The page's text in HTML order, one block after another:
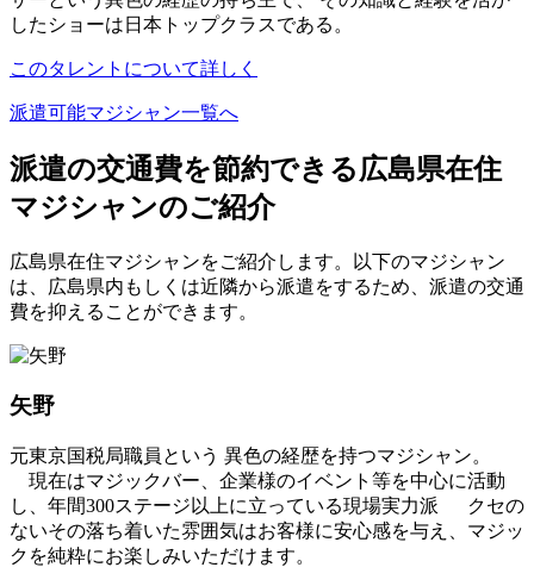
したショーは日本トップクラスである。
このタレントについて詳しく
派遣可能マジシャン一覧へ
派遣の交通費を節約できる広島県在住
マジシャンのご紹介
広島県在住マジシャンをご紹介します。以下のマジシャン
は、広島県内もしくは近隣から派遣をするため、派遣の交通
費を抑えることができます。
矢野
元東京国税局職員という 異色の経歴を持つマジシャン。
現在はマジックバー、企業様のイベント等を中心に活動
し、年間300ステージ以上に立っている現場実力派 クセの
ないその落ち着いた雰囲気はお客様に安心感を与え、マジッ
クを純粋にお楽しみいただけます。